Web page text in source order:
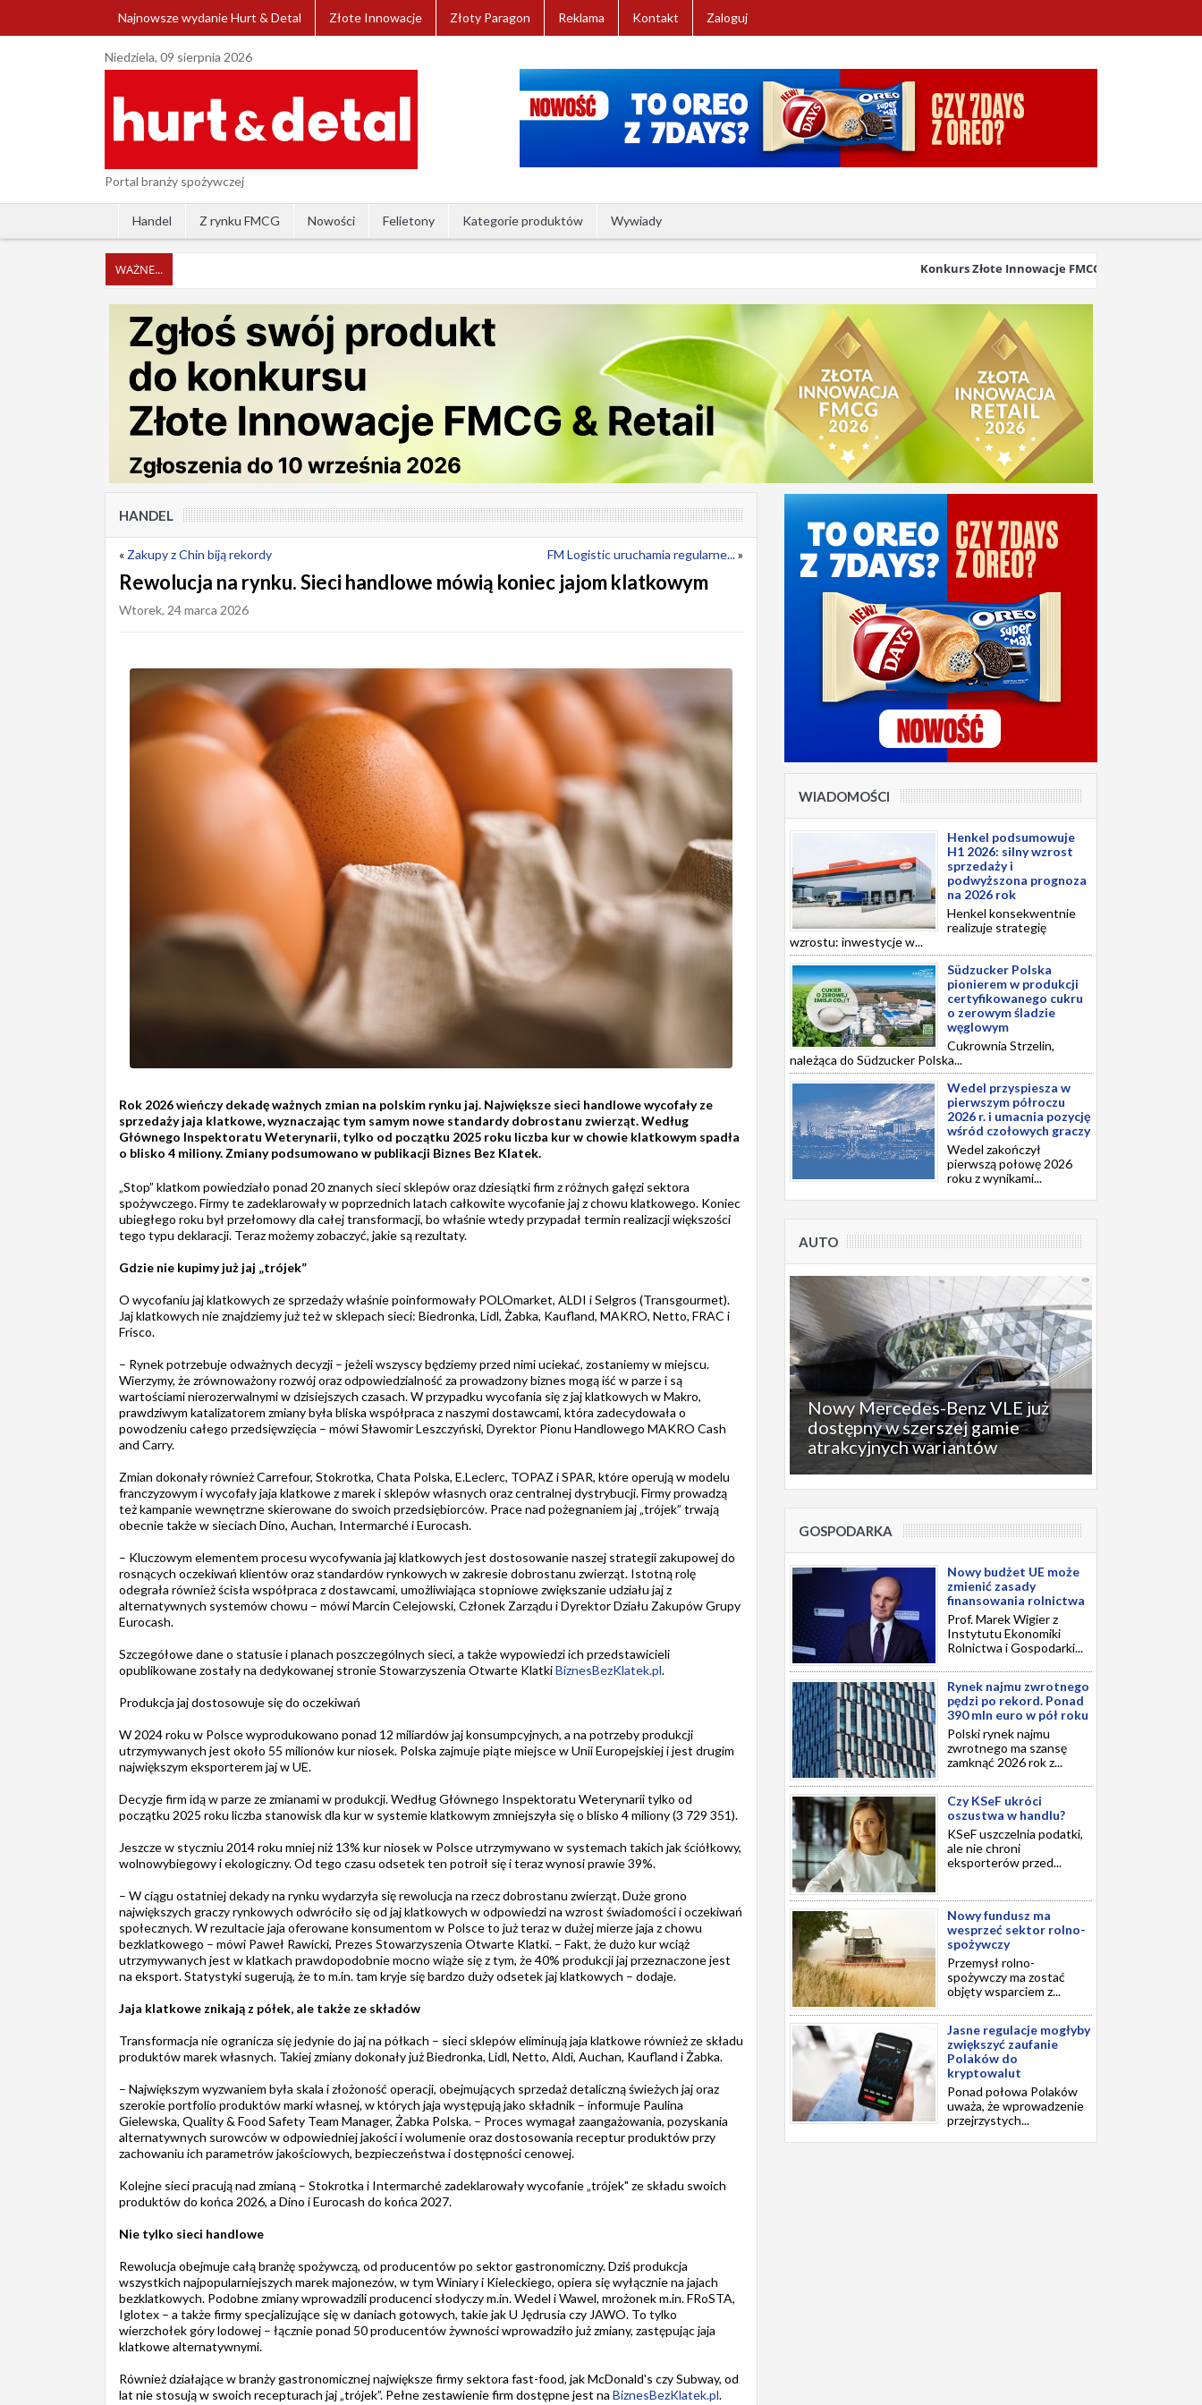
Najnowsze wydanie Hurt & Detal Złote Innowacje Złoty Paragon Reklama Kontakt Zaloguj
Niedziela, 09 sierpnia 2026
Portal branży spożywczej
Handel Z rynku FMCG Nowości Felietony Kategorie produktów Wywiady
Konkurs Złote Innowacje FMCG & Retail 2026
HANDEL
« Zakupy z Chin biją rekordy FM Logistic uruchamia regularne...»
Rewolucja na rynku. Sieci handlowe mówią koniec jajom klatkowym
Wtorek, 24 marca 2026
Rok 2026 wieńczy dekadę ważnych zmian na polskim rynku jaj. Największe sieci handlowe wycofały ze
sprzedaży jaja klatkowe, wyznaczając tym samym nowe standardy dobrostanu zwierząt. Według
Głównego Inspektoratu Weterynarii, tylko od początku 2025 roku liczba kur w chowie klatkowym spadła
o blisko 4 miliony. Zmiany podsumowano w publikacji Biznes Bez Klatek.
„Stop” klatkom powiedziało ponad 20 znanych sieci sklepów oraz dziesiątki firm z różnych gałęzi sektora
spożywczego. Firmy te zadeklarowały w poprzednich latach całkowite wycofanie jaj z chowu klatkowego. Koniec
ubiegłego roku był przełomowy dla całej transformacji, bo właśnie wtedy przypadał termin realizacji większości
tego typu deklaracji. Teraz możemy zobaczyć, jakie są rezultaty.
Gdzie nie kupimy już jaj „trójek”
O wycofaniu jaj klatkowych ze sprzedaży właśnie poinformowały POLOmarket, ALDI i Selgros (Transgourmet).
Jaj klatkowych nie znajdziemy już też w sklepach sieci: Biedronka, Lidl, Żabka, Kaufland, MAKRO, Netto, FRAC i
Frisco.
– Rynek potrzebuje odważnych decyzji – jeżeli wszyscy będziemy przed nimi uciekać, zostaniemy w miejscu.
Wierzymy, że zrównoważony rozwój oraz odpowiedzialność za prowadzony biznes mogą iść w parze i są
wartościami nierozerwalnymi w dzisiejszych czasach. W przypadku wycofania się z jaj klatkowych w Makro,
prawdziwym katalizatorem zmiany była bliska współpraca z naszymi dostawcami, która zadecydowała o
powodzeniu całego przedsięwzięcia – mówi Sławomir Leszczyński, Dyrektor Pionu Handlowego MAKRO Cash
and Carry.
Zmian dokonały również Carrefour, Stokrotka, Chata Polska, E.Leclerc, TOPAZ i SPAR, które operują w modelu
franczyzowym i wycofały jaja klatkowe z marek i sklepów własnych oraz centralnej dystrybucji. Firmy prowadzą
też kampanie wewnętrzne skierowane do swoich przedsiębiorców. Prace nad pożegnaniem jaj „trójek” trwają
obecnie także w sieciach Dino, Auchan, Intermarché i Eurocash.
– Kluczowym elementem procesu wycofywania jaj klatkowych jest dostosowanie naszej strategii zakupowej do
rosnących oczekiwań klientów oraz standardów rynkowych w zakresie dobrostanu zwierząt. Istotną rolę
odegrała również ścisła współpraca z dostawcami, umożliwiająca stopniowe zwiększanie udziału jaj z
alternatywnych systemów chowu – mówi Marcin Celejowski, Członek Zarządu i Dyrektor Działu Zakupów Grupy
Eurocash.
Szczegółowe dane o statusie i planach poszczególnych sieci, a także wypowiedzi ich przedstawicieli
opublikowane zostały na dedykowanej stronie Stowarzyszenia Otwarte KlatkiBiznesBezKlatek.pl.
Produkcja jaj dostosowuje się do oczekiwań
W 2024 roku w Polsce wyprodukowano ponad 12 miliardów jaj konsumpcyjnych, a na potrzeby produkcji
utrzymywanych jest około 55 milionów kur niosek. Polska zajmuje piąte miejsce w Unii Europejskiej i jest drugim
największym eksporterem jaj w UE.
Decyzje firm idą w parze ze zmianami w produkcji. Według Głównego Inspektoratu Weterynarii tylko od
początku 2025 roku liczba stanowisk dla kur w systemie klatkowym zmniejszyła się o blisko 4 miliony (3 729 351).
Jeszcze w styczniu 2014 roku mniej niż 13% kur niosek w Polsce utrzymywano w systemach takich jak ściółkowy,
wolnowybiegowy i ekologiczny. Od tego czasu odsetek ten potroił się i teraz wynosi prawie 39%.
– W ciągu ostatniej dekady na rynku wydarzyła się rewolucja na rzecz dobrostanu zwierząt. Duże grono
największych graczy rynkowych odwróciło się od jaj klatkowych w odpowiedzi na wzrost świadomości i oczekiwań
społecznych. W rezultacie jaja oferowane konsumentom w Polsce to już teraz w dużej mierze jaja z chowu
bezklatkowego – mówi Paweł Rawicki, Prezes Stowarzyszenia Otwarte Klatki. – Fakt, że dużo kur wciąż
utrzymywanych jest w klatkach prawdopodobnie mocno wiąże się z tym, że 40% produkcji jaj przeznaczone jest
na eksport. Statystyki sugerują, że to m.in. tam kryje się bardzo duży odsetek jaj klatkowych – dodaje.
Jaja klatkowe znikają z półek, ale także ze składów
Transformacja nie ogranicza się jedynie do jaj na półkach – sieci sklepów eliminują jaja klatkowe również ze składu
produktów marek własnych. Takiej zmiany dokonały już Biedronka, Lidl, Netto, Aldi, Auchan, Kaufland i Żabka.
– Największym wyzwaniem była skala i złożoność operacji, obejmujących sprzedaż detaliczną świeżych jaj oraz
szerokie portfolio produktów marki własnej, w których jaja występują jako składnik – informuje Paulina
Gielewska, Quality & Food Safety Team Manager, Żabka Polska. – Proces wymagał zaangażowania, pozyskania
alternatywnych surowców w odpowiedniej jakości i wolumenie oraz dostosowania receptur produktów przy
zachowaniu ich parametrów jakościowych, bezpieczeństwa i dostępności cenowej.
Kolejne sieci pracują nad zmianą – Stokrotka i Intermarché zadeklarowały wycofanie „trójek" ze składu swoich
produktów do końca 2026, a Dino i Eurocash do końca 2027.
Nie tylko sieci handlowe
Rewolucja obejmuje całą branżę spożywczą, od producentów po sektor gastronomiczny. Dziś produkcja
wszystkich najpopularniejszych marek majonezów, w tym Winiary i Kieleckiego, opiera się wyłącznie na jajach
bezklatkowych. Podobne zmiany wprowadzili producenci słodyczy m.in. Wedel i Wawel, mrożonek m.in. FRoSTA,
Iglotex – a także firmy specjalizujące się w daniach gotowych, takie jak U Jędrusia czy JAWO. To tylko
wierzchołek góry lodowej – łącznie ponad 50 producentów żywności wprowadziło już zmiany, zastępując jaja
klatkowe alternatywnymi.
Również działające w branży gastronomicznej największe firmy sektora fast-food, jak McDonald's czy Subway, od
lat nie stosują w swoich recepturach jaj „trójek”. Pełne zestawienie firm dostępne jest na BiznesBezKlatek.pl.
WIADOMOŚCI
Henkel podsumowuje
H1 2026: silny wzrost
sprzedaży i
podwyższona prognoza
na 2026 rok
Henkel konsekwentnie
realizuje strategię
wzrostu: inwestycje w...
Südzucker Polska
pionierem w produkcji
certyfikowanego cukru
o zerowym śladzie
węglowym
Cukrownia Strzelin,
należąca do Südzucker Polska...
Wedel przyspiesza w
pierwszym półroczu
2026 r. i umacnia pozycję
wśród czołowych graczy
Wedel zakończył
pierwszą połowę 2026
roku z wynikami...
AUTO
Nowy Mercedes-Benz VLE już
dostępny w szerszej gamie
atrakcyjnych wariantów
GOSPODARKA
Nowy budżet UE może
zmienić zasady
finansowania rolnictwa
Prof. Marek Wigier z
Instytutu Ekonomiki
Rolnictwa i Gospodarki...
Rynek najmu zwrotnego
pędzi po rekord. Ponad
390 mln euro w pół roku
Polski rynek najmu
zwrotnego ma szansę
zamknąć 2026 rok z...
Czy KSeF ukróci
oszustwa w handlu?
KSeF uszczelnia podatki,
ale nie chroni
eksporterów przed...
Nowy fundusz ma
wesprzeć sektor rolno-
spożywczy
Przemysł rolno-
spożywczy ma zostać
objęty wsparciem z...
Jasne regulacje mogłyby
zwiększyć zaufanie
Polaków do
kryptowalut
Ponad połowa Polaków
uważa, że wprowadzenie
przejrzystych...